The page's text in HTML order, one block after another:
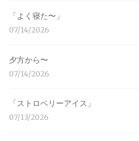
「よく寝た〜」
07/14/2026
夕方から〜
07/14/2026
「ストロベリーアイス」
07/13/2026